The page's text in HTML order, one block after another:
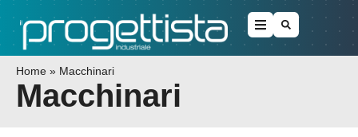
Home » Macchinari
Macchinari